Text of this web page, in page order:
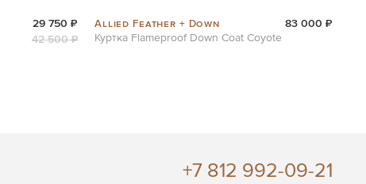
29 750 ₽
42 500 ₽
Allied Feather + Down
Куртка Flameproof Down Coat Coyote
83 000 ₽
+7 812 992-09-21